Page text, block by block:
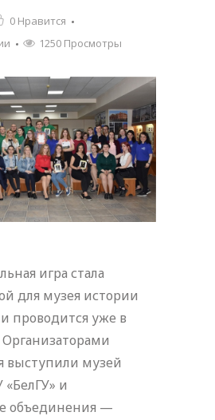
0 Нравится
1250 Просмотры
игра стала
для музея истории
проводится уже в
выступили музей
и
объединения —